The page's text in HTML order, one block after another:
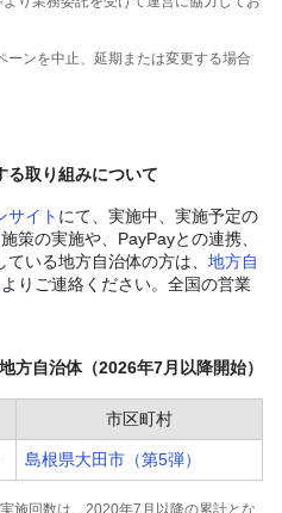
ンを中止、延期または変更する場合
る取り組みについて
サイト にて、実施中、実施予定の
策の実施や、PayPayとの連携、
ている地方自治体の方は、 地方自
よりご連絡ください。全国の営業
方自治体（2026年7月以降開始）
市区町村
島根県大田市（第5弾）
施回数は、2020年7月以降の累計とな